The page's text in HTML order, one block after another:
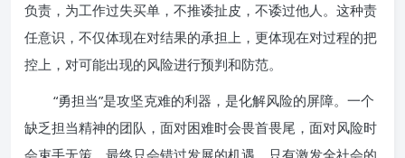
负责，为工作过失买单，不推诿扯皮，不诿过他人。这种责
任意识，不仅体现在对结果的承担上，更体现在对过程的把
控上，对可能出现的风险进行预判和防范。
“勇担当”是攻坚克难的利器，是化解风险的屏障。一个
缺乏担当精神的团队，面对困难时会畏首畏尾，面对风险时
会束手无策，最终只会错过发展的机遇。只有激发全社会的